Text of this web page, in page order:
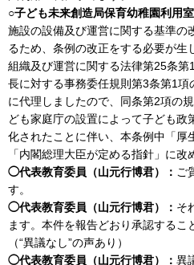
○子ども未来創造局保育幼稚園利用室
施設の設備及び運営に関する基準の
るため、条例の改正をする必要が生
組織及び運営に関する法律第25条
長に対する事務委任規則第3条第1
に代理しましたので、同条第2項の
ども家庭庁の設置によって子ども政
化されたことに伴い、本条例中「厚
「内閣総理大臣が定める指針」に改
◯代表教育委員（山元行博君）： ご
す。
◯代表教育委員（山元行博君）： そ
ます。本件を報告どおり承認するこ
（“異議なし”の声あり）
◯代表教育委員（山元行博君）： 異